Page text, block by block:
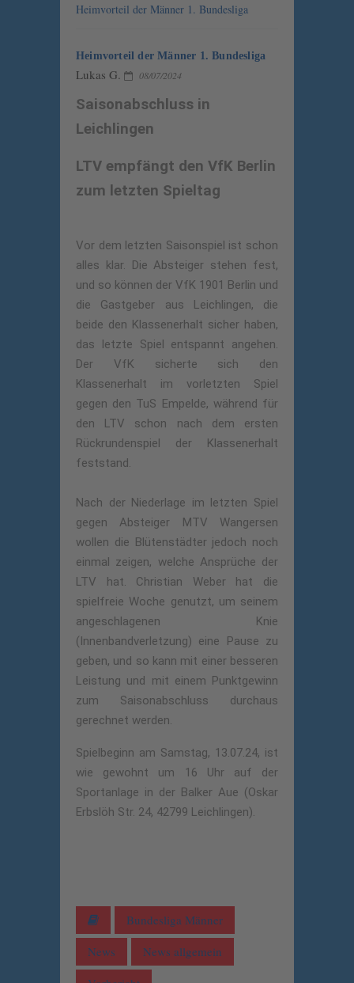
Heimvorteil der Männer 1. Bundesliga
Heimvorteil der Männer 1. Bundesliga
Lukas G. 08/07/2024
Saisonabschluss in
Leichlingen
LTV empfängt den VfK Berlin
zum letzten Spieltag
Vor dem letzten Saisonspiel ist schon
alles klar. Die Absteiger stehen fest,
und so können der VfK 1901 Berlin und
die Gastgeber aus Leichlingen, die
beide den Klassenerhalt sicher haben,
das letzte Spiel entspannt angehen.
Der VfK sicherte sich den
Klassenerhalt im vorletzten Spiel
gegen den TuS Empelde, während für
den LTV schon nach dem ersten
Rückrundenspiel der Klassenerhalt
feststand.
Nach der Niederlage im letzten Spiel
gegen Absteiger MTV Wangersen
wollen die Blütenstädter jedoch noch
einmal zeigen, welche Ansprüche der
LTV hat. Christian Weber hat die
spielfreie Woche genutzt, um seinem
angeschlagenen Knie
(Innenbandverletzung) eine Pause zu
geben, und so kann mit einer besseren
Leistung und mit einem Punktgewinn
zum Saisonabschluss durchaus
gerechnet werden.
Spielbeginn am Samstag, 13.07.24, ist
wie gewohnt um 16 Uhr auf der
Sportanlage in der Balker Aue (Oskar
Erbslöh Str. 24, 42799 Leichlingen).
Bundesliga Männer
News
News allgemein